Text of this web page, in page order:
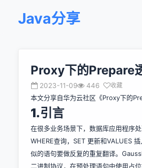
Java分享
Proxy下的Prepare
2023-11-09 446 收藏
本文分享自华为云社区《Proxy下的
1.引言
在很多业务场景下，数据库应用程序
WHERE查询，SET 更新和VALUES
似的语句要做反复的重复翻译。
二进制协议，在预处理语句中使用占